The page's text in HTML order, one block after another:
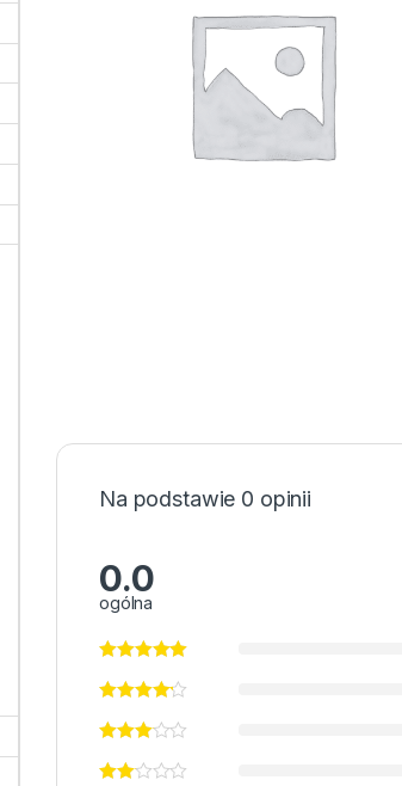
Na podstawie 0 opinii
0.0
ogólna